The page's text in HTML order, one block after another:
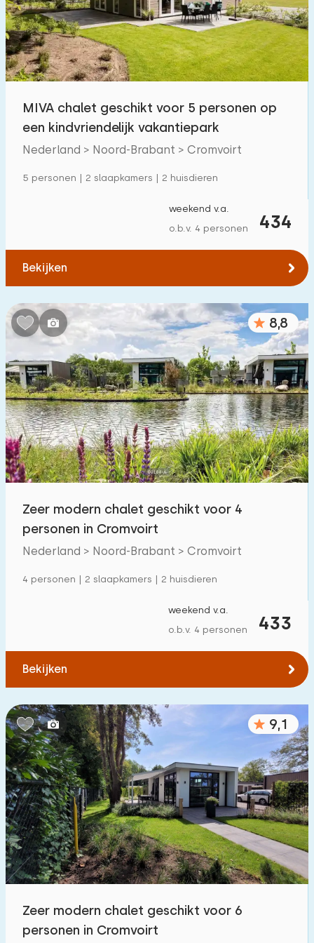
Zwembad 33
Omheinde tuin 1
Huisdiervrij 17
Oplaadpunt auto
€ 0 — € 1000+
Slaapkamers:
3 4
Badkamers:
1 2 3 4 5
Afstanden
Vanaf Cromvoirt (max. aantal km):
Tot zee(max. aantal km):
20
1 2
Tot water(max. aantal km):
1 2 5 10
Tot openbaar vervoer(max. aantal km):
0,2 0,5 1 2 5
Accommodatie
Op vakantiepark
MIVA chalet geschikt voor 5 personen op
een kindvriendelijk vakantiepark
Nederland > Noord-Brabant > Cromvoirt
5 personen | 2 slaapkamers | 2 huisdieren
434
weekend v.a.
o.b.v. 4 personen
Bekijken
8,8
Zeer modern chalet geschikt voor 4
personen in Cromvoirt
Nederland > Noord-Brabant > Cromvoirt
4 personen | 2 slaapkamers | 2 huisdieren
433
weekend v.a.
o.b.v. 4 personen
Bekijken
9,1
Zeer modern chalet geschikt voor 6
personen in Cromvoirt